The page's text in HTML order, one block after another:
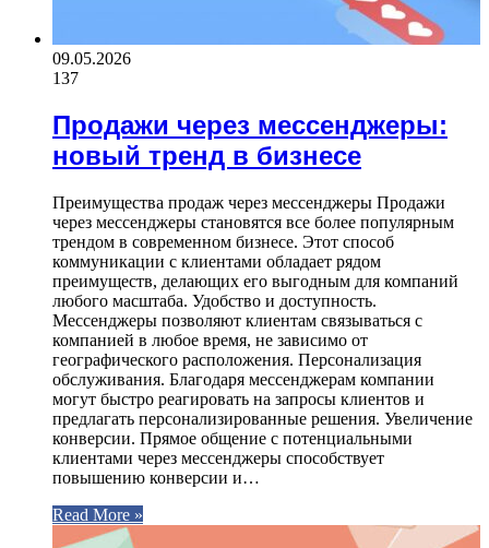
09.05.2026
137
Продажи через мессенджеры:
новый тренд в бизнесе
Преимущества продаж через мессенджеры Продажи
через мессенджеры становятся все более популярным
трендом в современном бизнесе. Этот способ
коммуникации с клиентами обладает рядом
преимуществ, делающих его выгодным для компаний
любого масштаба. Удобство и доступность.
Мессенджеры позволяют клиентам связываться с
компанией в любое время, не зависимо от
географического расположения. Персонализация
обслуживания. Благодаря мессенджерам компании
могут быстро реагировать на запросы клиентов и
предлагать персонализированные решения. Увеличение
конверсии. Прямое общение с потенциальными
клиентами через мессенджеры способствует
повышению конверсии и…
Read More »